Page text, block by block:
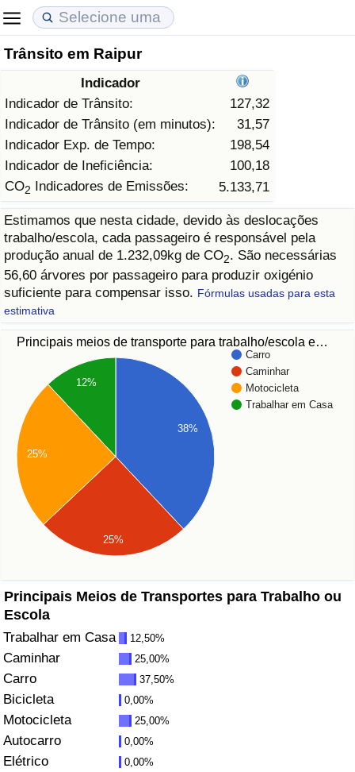
Trânsito em Raipur
Indicador
Indicador de Trânsito:
127,32
Indicador de Trânsito (em minutos):
31,57
Indicador Exp. de Tempo:
198,54
Indicador de Ineficiência:
100,18
CO2 Indicadores de Emissões: 5.133,71
Estimamos que nesta cidade, devido às deslocações
trabalho/escola, cada passageiro é responsável pela
produção anual de 1.232,09kg de CO2. São necessárias
56,60 árvores por passageiro para produzir oxigénio
suficiente para compensar isso. Fórmulas usadas para esta
estimativa
Principais meios de transporte para trabalho/escola e…
Carro
Caminhar
Motocicleta
Trabalhar em Casa
38%
12%
25%
25%
Principais Meios de Transportes para Trabalho ou
Escola
Trabalhar em Casa 12,50%
Caminhar 25,00%
Carro 37,50%
Bicicleta 0,00%
Motocicleta 25,00%
Autocarro 0,00%
Elétrico 0,00%
Custo de Vida
Indicador de Custo de Vida (Atual)
Indicador de Custo de Vida
Indicador de Custo de Vida Por País
em Aqaba
Preços de Imóveis
Indicador de Preços de Imóveis (Atual)
Indicador de Preços de Imóveis
Indicador de Preços de Imóveis por País
Qualidade de Vida
Indicador de Qualidade de Vida
Indicador de Qualidade de Vida (Atual)
Índice de qualidade de vida por país
Crime
Taxa do Indicador de Crime (Atual)
Indicador de Crime
Índice de criminalidade por país
Saúde
Indicador de Saúde (Atual)
Indicador de Saúde
Indicador de Saúde por País
Poluição
Indicador de Poluição por País
Trânsito
Indicador de Trânsito